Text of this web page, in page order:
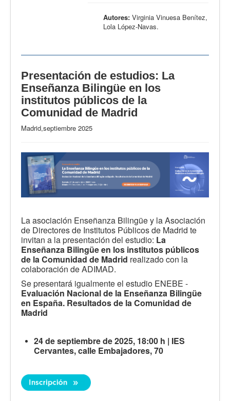
Autores: Virginia Vinuesa Benítez,
Lola López-Navas.
Presentación de estudios: La
Enseñanza Bilingüe en los
institutos públicos de la
Comunidad de Madrid
Madrid,septiembre 2025
La asociación Enseñanza Bilingüe y la Asociación
de Directores de Institutos Públicos de Madrid te
invitan a la presentación del estudio: La
Enseñanza Bilingüe en los institutos públicos
de la Comunidad de Madrid realizado con la
colaboración de ADIMAD.
Se presentará igualmente el estudio ENEBE -
Evaluación Nacional de la Enseñanza Bilingüe
en España. Resultados de la Comunidad de
Madrid
24 de septiembre de 2025, 18:00 h | IES
Cervantes, calle Embajadores, 70